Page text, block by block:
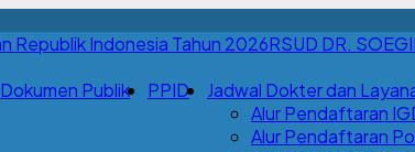
RSUD DR.
Dokumen Publik PPID
Jadwal Dokter dan
Alur Pendaftaran
Alur Pendaftaran